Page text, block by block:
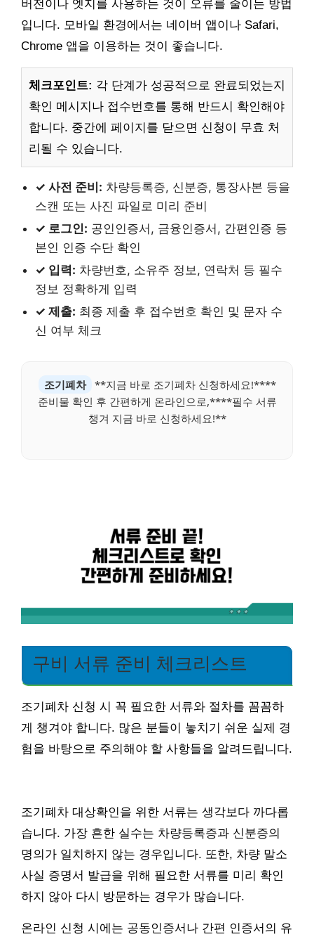
버전이나 엣지를 사용하는 것이 오류를 줄이는 방법
입니다. 모바일 환경에서는 네이버 앱이나 Safari,
Chrome 앱을 이용하는 것이 좋습니다.
체크포인트: 각 단계가 성공적으로 완료되었는지
확인 메시지나 접수번호를 통해 반드시 확인해야
합니다. 중간에 페이지를 닫으면 신청이 무효 처
리될 수 있습니다.
✓ 사전 준비: 차량등록증, 신분증, 통장사본 등을
스캔 또는 사진 파일로 미리 준비
✓ 로그인: 공인인증서, 금융인증서, 간편인증 등
본인 인증 수단 확인
✓ 입력: 차량번호, 소유주 정보, 연락처 등 필수
정보 정확하게 입력
✓ 제출: 최종 제출 후 접수번호 확인 및 문자 수
신 여부 체크
조기폐차
**지금 바로 조기폐차 신청하세요!****
준비물 확인 후 간편하게 온라인으로,****필수 서류
챙겨 지금 바로 신청하세요!**
구비 서류 준비 체크리스트
조기폐차 신청 시 꼭 필요한 서류와 절차를 꼼꼼하
게 챙겨야 합니다. 많은 분들이 놓치기 쉬운 실제 경
험을 바탕으로 주의해야 할 사항들을 알려드립니다.
조기폐차 대상확인을 위한 서류는 생각보다 까다롭
습니다. 가장 흔한 실수는 차량등록증과 신분증의
명의가 일치하지 않는 경우입니다. 또한, 차량 말소
사실 증명서 발급을 위해 필요한 서류를 미리 확인
하지 않아 다시 방문하는 경우가 많습니다.
온라인 신청 시에는 공동인증서나 간편 인증서의 유